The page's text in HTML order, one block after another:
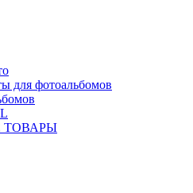
для фотоальбомов
ТОВАРЫ